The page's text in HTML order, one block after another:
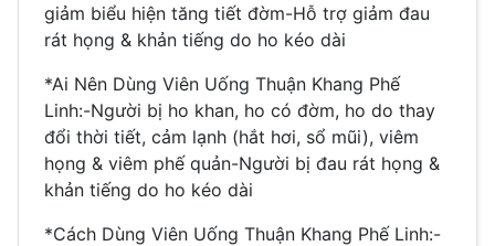
giảm biểu hiện tăng tiết đờm-Hỗ trợ giảm đau
rát họng & khản tiếng do ho kéo dài
*Ai Nên Dùng Viên Uống Thuận Khang Phế
Linh:-Người bị ho khan, ho có đờm, ho do thay
đổi thời tiết, cảm lạnh (hắt hơi, sổ mũi), viêm
họng & viêm phế quản-Người bị đau rát họng &
khản tiếng do ho kéo dài
*Cách Dùng Viên Uống Thuận Khang Phế Linh:-